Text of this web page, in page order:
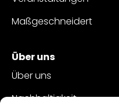
Maßgeschneidert
Über uns
Über uns
Nachhaltigkeit